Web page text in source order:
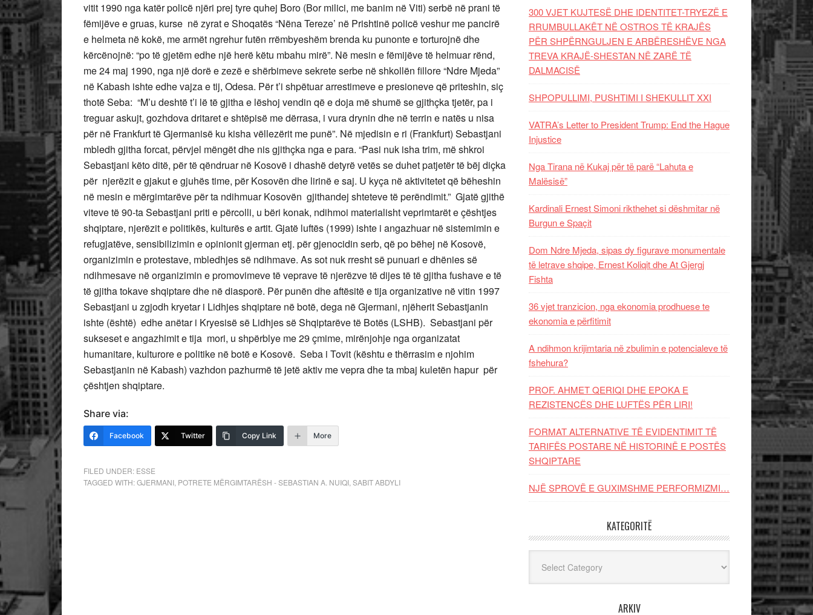
vitit 1990 nga katër policë njëri prej tyre quhej Boro (Bor milici, me banim në Viti) serbë në prani të
fëmijëve e gruas, kurse në zyrat e Shoqatës “Nëna Tereze’ në Prishtinë policë veshur me pancirë
e helmeta në kokë, me armët ngrehur futën rrëmbyeshëm brenda ku punonte e torturojnë dhe
kërcënojnë: “po të gjetëm edhe një herë këtu mbahu mirë”. Në mesin e fëmijëve të helmuar rënd,
me 24 maj 1990, nga një dorë e zezë e shërbimeve sekrete serbe në shkollën fillore “Ndre Mjeda”
në Kabash ishte edhe vajza e tij, Odesa. Për t’i shpëtuar arrestimeve e presioneve që priteshin, siç
thotë Seba: “M’u deshtë t’i lë të gjitha e lëshoj vendin që e doja më shumë se gjithçka tjetër, pa i
treguar askujt, gozhdova dritaret e shtëpisë me dërrasa, i vura drynin dhe në terrin e natës u nisa
për në Frankfurt të Gjermanisë ku kisha vëllezërit me punë”. Në mjedisin e ri (Frankfurt) Sebastjani
mbledh gjitha forcat, përvjel mëngët dhe nis gjithçka nga e para. “Pasi nuk isha trim, më shkroi
Sebastjani këto ditë, për të qëndruar në Kosovë i dhashë detyrë vetës se duhet patjetër të bëj diçka
për njerëzit e gjakut e gjuhës time, për Kosovën dhe lirinë e saj. U kyça në aktivitetet që bëheshin
në mesin e mërgimtarëve për ta ndihmuar Kosovën gjithandej shteteve të perëndimit.” Gjatë gjithë
viteve të 90-ta Sebastjani priti e përcolli, u bëri konak, ndihmoi materialisht veprimtarët e çështjes
shqiptare, njerëzit e politikës, kulturës e artit. Gjatë luftës (1999) ishte i angazhuar në sistemimin e
refugjatëve, sensibilizimin e opinionit gjerman etj. për gjenocidin serb, që po bëhej në Kosovë,
organizimin e protestave, mbledhjes së ndihmave. As sot nuk rresht së punuari e dhënies së
ndihmesave në organizimin e promovimeve të veprave të njerëzve të dijes të të gjitha fushave e të
të gjitha tokave shqiptare dhe në diasporë. Për punën dhe aftësitë e tija organizative në vitin 1997
Sebastjani u zgjodh kryetar i Lidhjes shqiptare në botë, dega në Gjermani, njëherit Sebastjanin
ishte (është) edhe anëtar i Kryesisë së Lidhjes së Shqiptarëve të Botës (LSHB). Sebastjani për
sukseset e angazhimit e tija mori, u shpërblye me 29 çmime, mirënjohje nga organizatat
humanitare, kulturore e politike në botë e Kosovë. Seba i Tovit (kështu e thërrasim e njohim
Sebastjanin në Kabash) vazhdon pazhurmë të jetë aktiv me vepra dhe ta mbaj kuletën hapur për
çështjen shqiptare.
Share via:
Facebook Twitter Copy Link More
FILED UNDER: ESSE
TAGGED WITH:GJERMANI POTRETE MËRGIMTARËSH - SEBASTIAN A. NUIQI SABIT ABDYLI
300 VJET KUJTESË DHE IDENTITET-TRYEZË E
RRUMBULLAKËT NË OSTROS TË KRAJËS
PËR SHPËRNGULJEN E ARBËRESHËVE NGA
TREVA KRAJË-SHESTAN NË ZARË TË
DALMACISË
SHPOPULLIMI, PUSHTIMI I SHEKULLIT XXI
VATRA’s Letter to President Trump: End the Hague
Injustice
Nga Tirana në Kukaj për të parë “Lahuta e
Malësisë”
Kardinali Ernest Simoni rikthehet si dëshmitar në
Burgun e Spaçit
Dom Ndre Mjeda, sipas dy figurave monumentale
të letrave shqipe, Ernest Koliqit dhe At Gjergj
Fishta
36 vjet tranzicion, nga ekonomia prodhuese te
ekonomia e përfitimit
A ndihmon krijimtaria në zbulimin e potencialeve të
fshehura?
PROF. AHMET QERIQI DHE EPOKA E
REZISTENCЁS DHE LUFTЁS PЁR LIRI!
FORMAT ALTERNATIVE TË EVIDENTIMIT TË
TARIFËS POSTARE NË HISTORINË E POSTËS
SHQIPTARE
NJË SPROVË E GUXIMSHME PERFORMIZMI…
KATEGORITË
ARKIV